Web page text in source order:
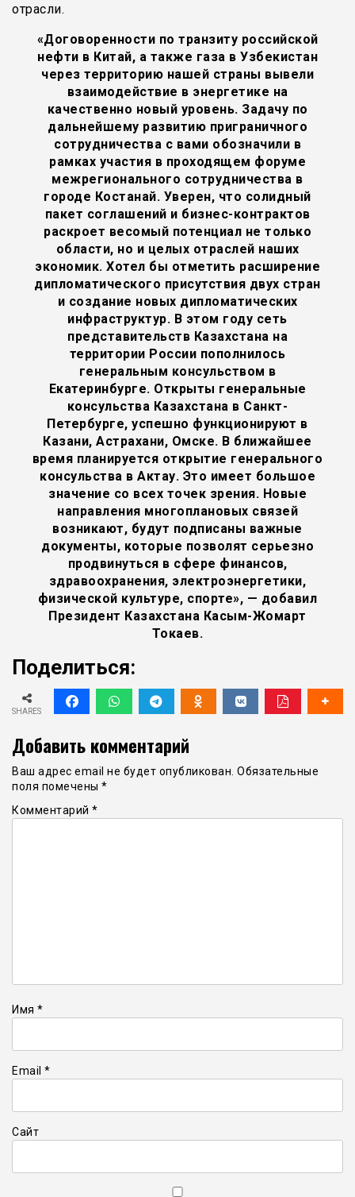
отрасли.
«Договоренности по транзиту российской
нефти в Китай, а также газа в Узбекистан
через территорию нашей страны вывели
взаимодействие в энергетике на
качественно новый уровень. Задачу по
дальнейшему развитию приграничного
сотрудничества с вами обозначили в
рамках участия в проходящем форуме
межрегионального сотрудничества в
городе Костанай. Уверен, что солидный
пакет соглашений и бизнес-контрактов
раскроет весомый потенциал не только
области, но и целых отраслей наших
экономик. Хотел бы отметить расширение
дипломатического присутствия двух стран
и создание новых дипломатических
инфраструктур. В этом году сеть
представительств Казахстана на
территории России пополнилось
генеральным консульством в
Екатеринбурге. Открыты генеральные
консульства Казахстана в Санкт-
Петербурге, успешно функционируют в
Казани, Астрахани, Омске. В ближайшее
время планируется открытие генерального
консульства в Актау. Это имеет большое
значение со всех точек зрения. Новые
направления многоплановых связей
возникают, будут подписаны важные
документы, которые позволят серьезно
продвинуться в сфере финансов,
здравоохранения, электроэнергетики,
физической культуре, спорте», — добавил
Президент Казахстана Касым-Жомарт
Токаев.
Поделиться:
SHARES
Добавить комментарий
Ваш адрес email не будет опубликован. Обязательные
поля помечены *
Комментарий *
Имя *
Email *
Сайт